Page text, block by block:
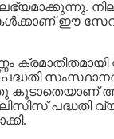
ഈ
ഇതു
പദ്ധതി